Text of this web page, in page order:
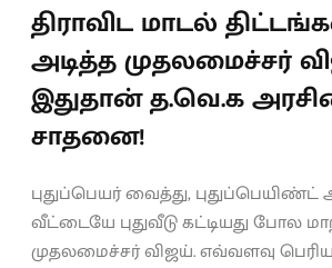
திராவிட மாடல்
அடித்த முதலமைச்சர்
இதுதான் த.வெ.க
சாதனை!
புதுப்பெயர் வைத்து, புதுப்பெயிண்ட்
வீட்டையே புதுவீடு கட்டியது போல
முதலமைச்சர் விஜய். எவ்வளவு